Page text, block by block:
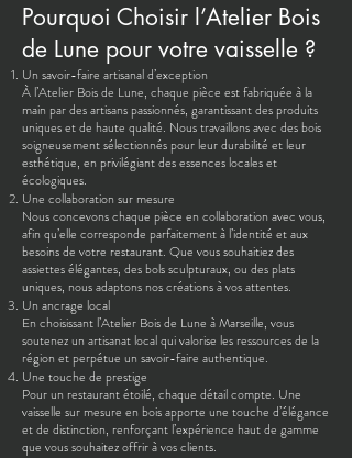
Pourquoi Choisir l’Atelier Bois
de Lune pour votre vaisselle ?
Un savoir-faire artisanal d’exception
À l’Atelier Bois de Lune, chaque pièce est fabriquée à la
main par des artisans passionnés, garantissant des produits
uniques et de haute qualité. Nous travaillons avec des bois
soigneusement sélectionnés pour leur durabilité et leur
esthétique, en privilégiant des essences locales et
écologiques.
Une collaboration sur mesure
Nous concevons chaque pièce en collaboration avec vous,
afin qu’elle corresponde parfaitement à l’identité et aux
besoins de votre restaurant. Que vous souhaitiez des
assiettes élégantes, des bols sculpturaux, ou des plats
uniques, nous adaptons nos créations à vos attentes.
Un ancrage local
En choisissant l’Atelier Bois de Lune à Marseille, vous
soutenez un artisanat local qui valorise les ressources de la
région et perpétue un savoir-faire authentique.
Une touche de prestige
Pour un restaurant étoilé, chaque détail compte. Une
vaisselle sur mesure en bois apporte une touche d’élégance
et de distinction, renforçant l’expérience haut de gamme
que vous souhaitez offrir à vos clients.